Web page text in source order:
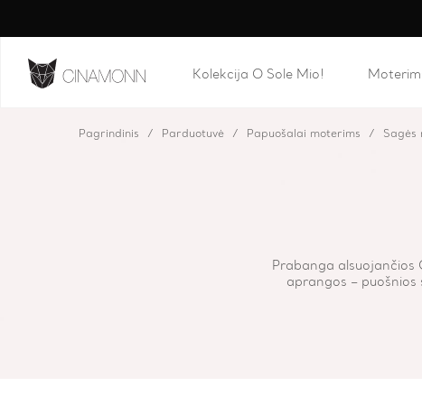
Kolekcija O Sole Mio!
Prabanga alsuojančios
aprangos – puošnios
Pagrindinis Parduotuvė Papuošalai moterims Sagės